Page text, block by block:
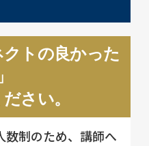
クトの良かった
さい。
数制のため、講師へ